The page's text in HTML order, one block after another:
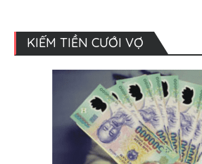
KIẾM TIỀN CƯỚI VỢ